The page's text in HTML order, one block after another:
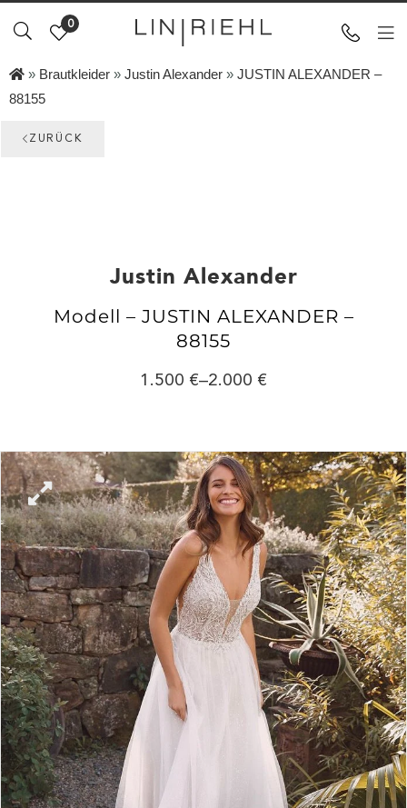
0
» Brautkleider » Justin Alexander » JUSTIN ALEXANDER –
88155
ZURÜCK
Justin Alexander
Modell – JUSTIN ALEXANDER –
88155
1.500 –2.000